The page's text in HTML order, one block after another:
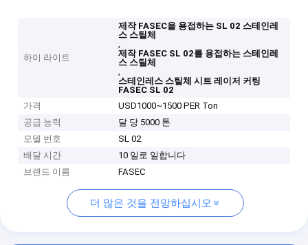
하이 라이트
제작 FASEC을 용접하는 SL 02 스테인레
스 스틸체
,
제작 FASEC SL 02를 용접하는 스테인레
스 스틸체
,
스테인레스 스틸체 시트 레이저 커팅
FASEC SL 02
가격
USD1000~1500 PER Ton
공급 능력
달 당 5000 톤
모델 번호
SL 02
배달 시간
10 일로 일합니다
브랜드 이름
FASEC
더 많은 것을 전망하십시오